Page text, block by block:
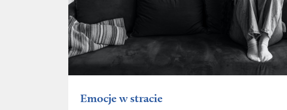
Emocje w stracie